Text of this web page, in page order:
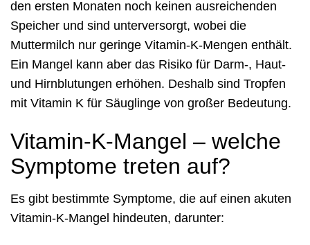
den ersten Monaten noch keinen ausreichenden
Speicher und sind unterversorgt, wobei die
Muttermilch nur geringe Vitamin-K-Mengen enthält.
Ein Mangel kann aber das Risiko für Darm-, Haut-
und Hirnblutungen erhöhen. Deshalb sind Tropfen
mit Vitamin K für Säuglinge von großer Bedeutung.
Vitamin-K-Mangel – welche
Symptome treten auf?
Es gibt bestimmte Symptome, die auf einen akuten
Vitamin-K-Mangel hindeuten, darunter: